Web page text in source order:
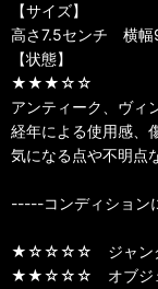
【サイズ】
高さ7.5センチ 横
【状態】
★★★☆☆
アンティーク、ヴィ
経年による使用感、
気になる点や不明点
-----コンディション
★☆☆☆☆ ジャンク
★★☆☆☆ オブジェ、